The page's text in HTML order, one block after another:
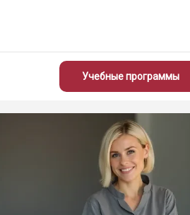
Учебные программы